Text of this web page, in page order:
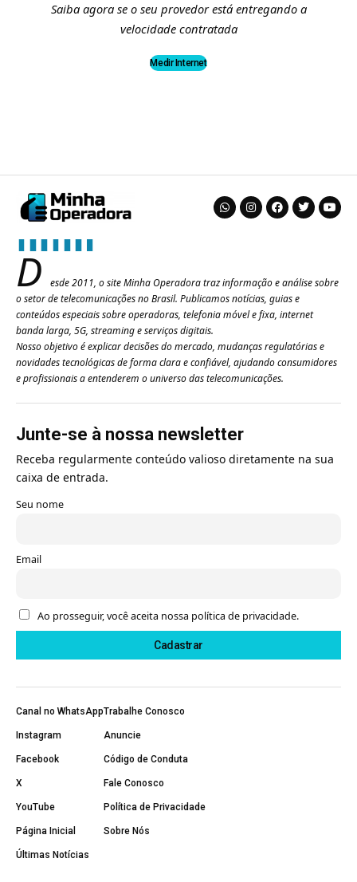
Saiba agora se o seu provedor está entregando a
velocidade contratada
Medir Internet
D
esde 2011, o site Minha Operadora traz informação e análise sobre
o setor de telecomunicações no Brasil. Publicamos notícias, guias e
conteúdos especiais sobre operadoras, telefonia móvel e fixa, internet
banda larga, 5G, streaming e serviços digitais.
Nosso objetivo é explicar decisões do mercado, mudanças regulatórias e
novidades tecnológicas de forma clara e confiável, ajudando consumidores
e profissionais a entenderem o universo das telecomunicações.
Junte-se à nossa newsletter
Receba regularmente conteúdo valioso diretamente na sua
caixa de entrada.
Seu nome
Email
Ao prosseguir, você aceita nossa política de privacidade.
Canal no WhatsApp
Instagram
Facebook
X
YouTube
Página Inicial
Últimas Notícias
Trabalhe Conosco
Anuncie
Código de Conduta
Fale Conosco
Política de Privacidade
Sobre Nós